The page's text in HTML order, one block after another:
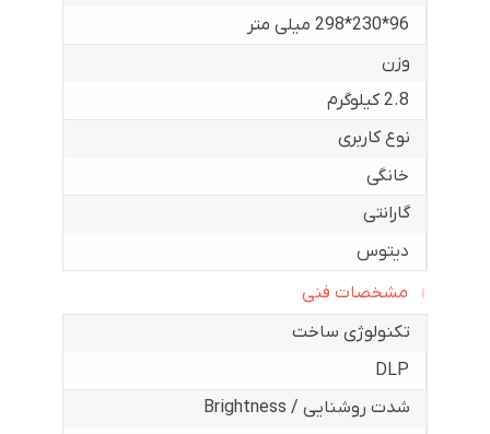
96*230*298 میلی متر
وزن
2.8 کیلوگرم
نوع کاربری
خانگی
گارانتی
دیتوس
مشخصات فنی
تکنولوژی ساخت
DLP
شدت روشنایی / Brightness